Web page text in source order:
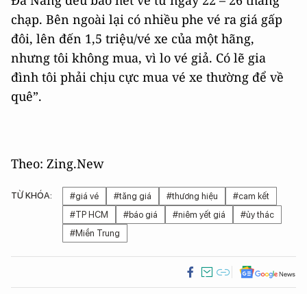
chạp. Bên ngoài lại có nhiều phe vé ra giá gấp
đôi, lên đến 1,5 triệu/vé xe của một hãng,
nhưng tôi không mua, vì lo vé giả. Có lẽ gia
đình tôi phải chịu cực mua vé xe thường để về
quê”.
Theo: Zing.New
TỪ KHÓA: #giá vé #tăng giá #thương hiệu
#cam kết
#TP HCM
#báo giá #niêm yết giá
#ủy thác
#Miền Trung